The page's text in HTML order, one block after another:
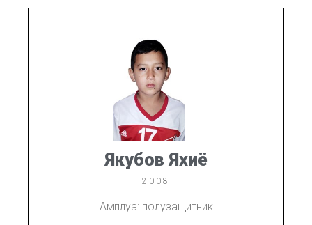
Якубов Яхиё
2008
Амплуа: полузащитник